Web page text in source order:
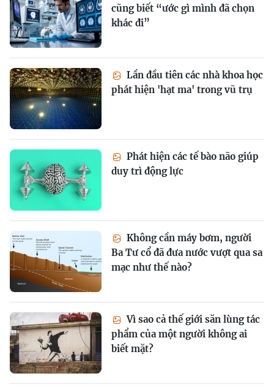
cũng biết “ước gì mình đã chọn
khác đi”
Lần đầu tiên các nhà khoa học
phát hiện 'hạt ma' trong vũ trụ
Phát hiện các tế bào não giúp
duy trì động lực
Không cần máy bơm, người
Ba Tư cổ đã đưa nước vượt qua sa
mạc như thế nào?
Vì sao cả thế giới săn lùng tác
phẩm của một người không ai
biết mặt?